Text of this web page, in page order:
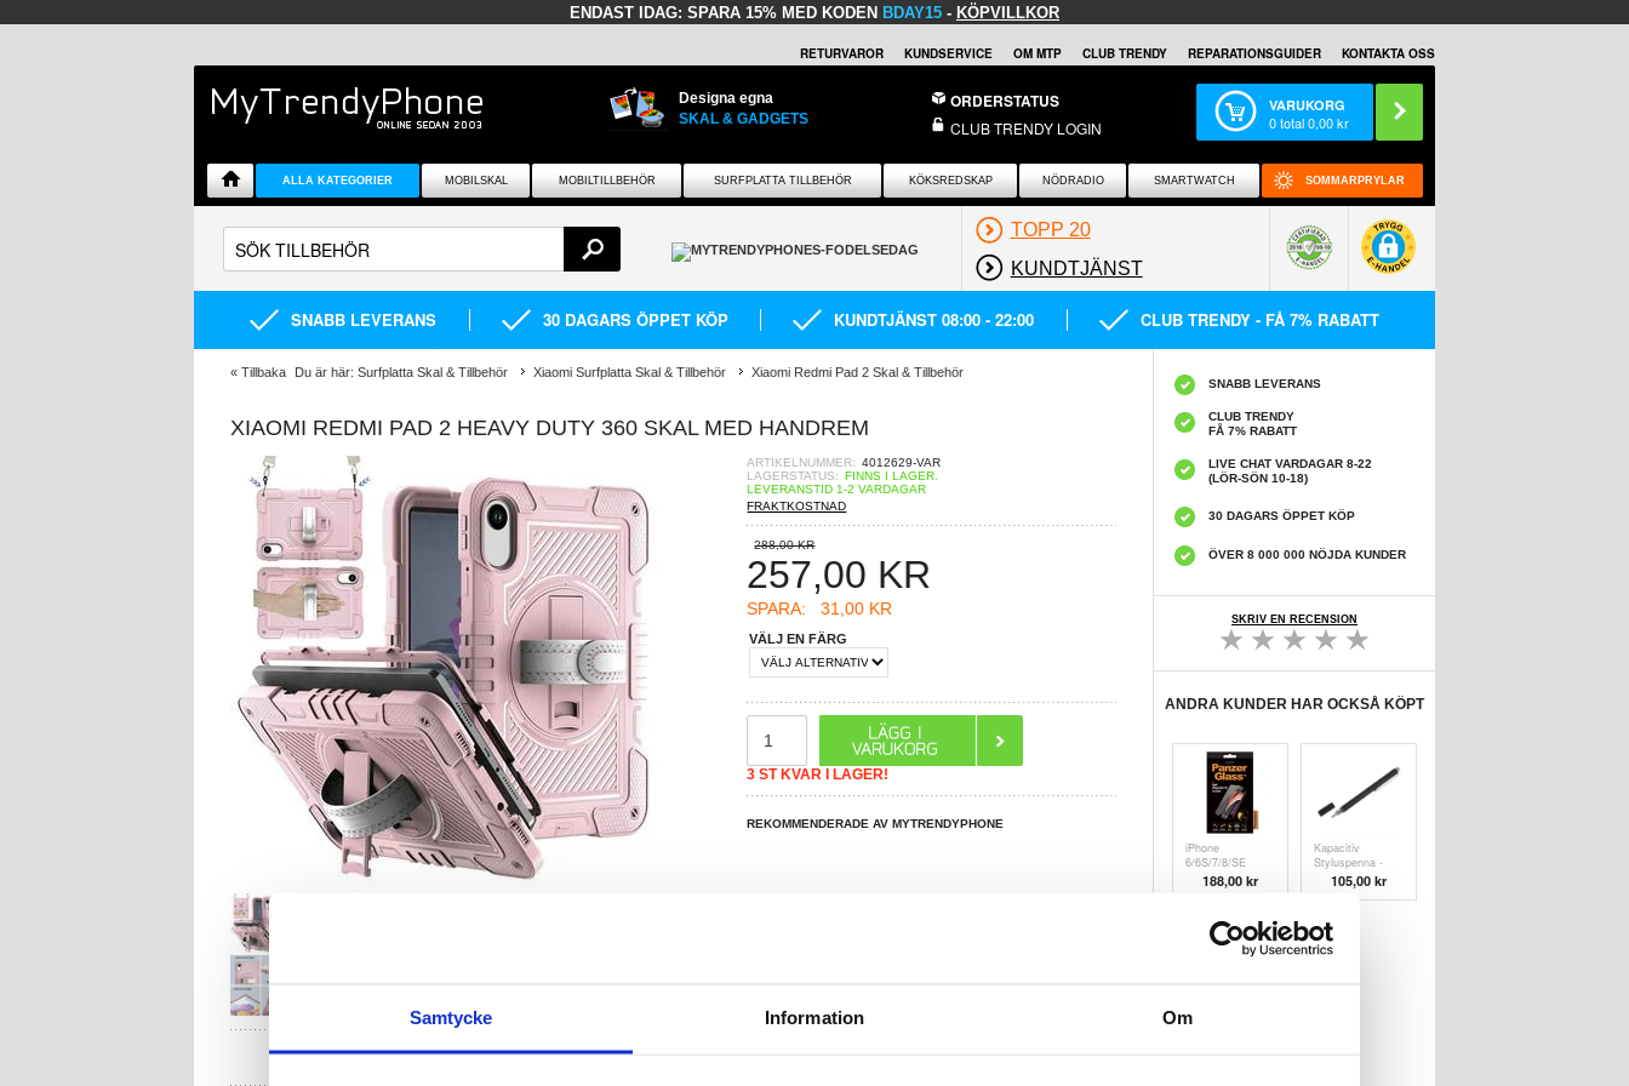
Samtycke Information Om
ENDAST IDAG: SPARA 15% MED KODEN BDAY15 - KÖPVILLKOR
RETURVAROR KUNDSERVICE OM MTP CLUB TRENDY REPARATIONSGUIDER KONTAKTA OSS
Designa egna
SKAL & GADGETS
ORDERSTATUS
CLUB TRENDY LOGIN
VARUKORG
0total0,00kr
ALLA KATEGORIER MOBILSKAL MOBILTILLBEHÖR SURFPLATTA TILLBEHÖR KÖKSREDSKAP NÖDRADIO SMARTWATCH SOMMARPRYLAR
TOPP 20
KUNDTJÄNST
SNABB LEVERANS 30 DAGARS ÖPPET KÖP KUNDTJÄNST 08:00 - 22:00 CLUB TRENDY - FÅ 7% RABATT
« Tillbaka Du är här: Surfplatta Skal & Tillbehör Xiaomi Surfplatta Skal & Tillbehör Xiaomi Redmi Pad 2 Skal & Tillbehör
XIAOMI REDMI PAD 2 HEAVY DUTY 360 SKAL MED HANDREM
ARTIKELNUMMER: 4012629-VAR
LAGERSTATUS: FINNS I LAGER.
LEVERANSTID 1-2 VARDAGAR
FRAKTKOSTNAD
288,00 KR
257,00 KR
SPARA: 31,00 KR
VÄLJ EN FÄRG
3 ST KVAR I LAGER!
REKOMMENDERADE AV MYTRENDYPHONE
HAR DU FRÅGOR?
SNABB LEVERANS
CLUB TRENDY
FÅ 7% RABATT
LIVE CHAT VARDAGAR 8-22
(LÖR-SÖN 10-18)
30 DAGARS ÖPPET KÖP
ÖVER 8 000 000 NÖJDA KUNDER
SKRIV EN RECENSION
ANDRA KUNDER HAR OCKSÅ KÖPT
iPhone
6/6S/7/8/SE
(2020)/SE (
188,00 kr
Kapacitiv
Styluspenna -
Svart105,00 kr